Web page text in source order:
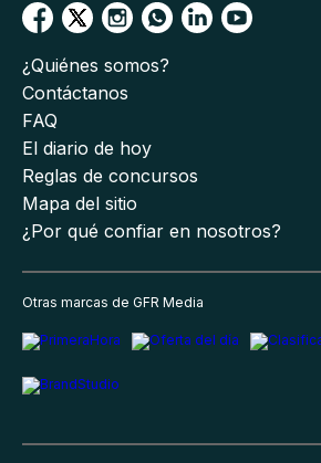
¿Quiénes somos?
Contáctanos
FAQ
El diario de hoy
Reglas de concursos
Mapa del sitio
¿Por qué confiar en nosotros?
Otras marcas de GFR Media